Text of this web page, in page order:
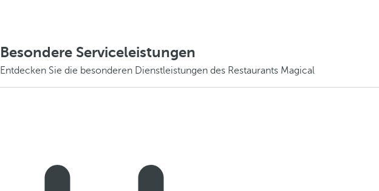
Besondere Serviceleistungen
Entdecken Sie die besonderen Dienstleistungen des Restaurants Magical